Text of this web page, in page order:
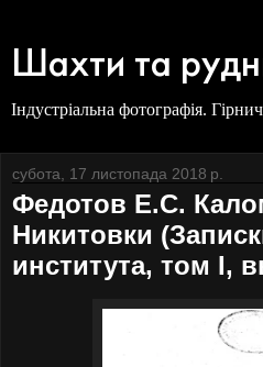
Шахти та
Індустріальна фотографія.
субота, 17 листопада 2018 р.
Федотов Е.С.
Никитовки
института, том I,